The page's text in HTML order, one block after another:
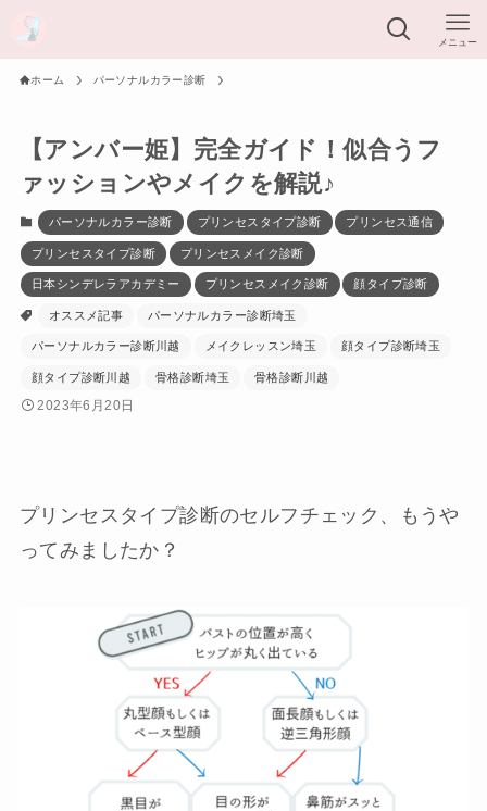
メニュー
ホーム パーソナルカラー診断
【アンバー姫】完全ガイド！似合うフ
ァッションやメイクを解説♪
パーソナルカラー診断 プリンセスタイプ診断 プリンセス通信
プリンセスタイプ診断 プリンセスメイク診断
日本シンデレラアカデミー プリンセスメイク診断 顔タイプ診断
オススメ記事 パーソナルカラー診断埼玉
パーソナルカラー診断川越 メイクレッスン埼玉 顔タイプ診断埼玉
顔タイプ診断川越 骨格診断埼玉 骨格診断川越
2023年6月20日
プリンセスタイプ診断のセルフチェック、もうや
ってみましたか？